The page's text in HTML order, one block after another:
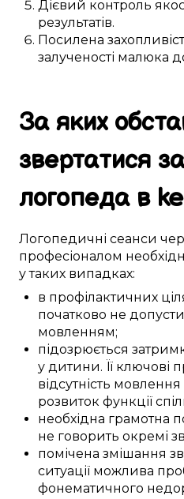
Дієвий контроль
результатів.
Посилена
залученості малюка
За яких
звертатися
логопеда в
Логопедичні сеанси
професіоналом
утаких випадках:
в профілактичних
початково не
мовленням;
підозрюється
у дитини. Її ключові
відсутність мовлення
розвиток функції
необхідна грамотна
не говорить окремі
помічена змішання
ситуації можлива
фонематичного